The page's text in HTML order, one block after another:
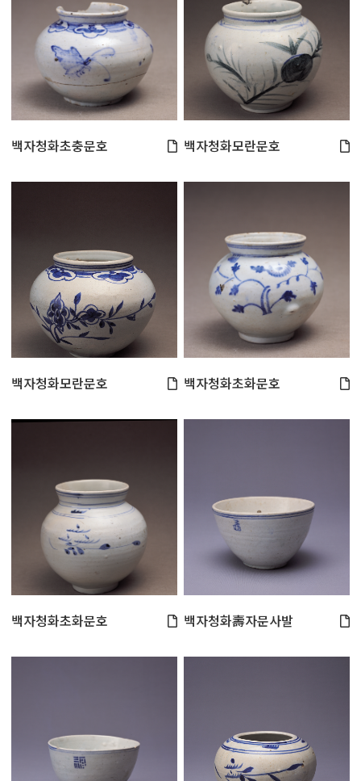
백자청화초충문호 백자청화모란문호
백자청화모란문호 백자청화초화문호
백자청화초화문호 백자청화壽자문사발